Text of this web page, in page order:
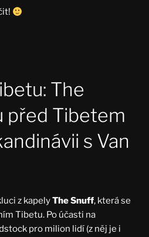
The
před Tibetem
s Van
z kapelyThe Snuff, která se
Tibetu. Po účasti na
pro milion lidí (z něj je i